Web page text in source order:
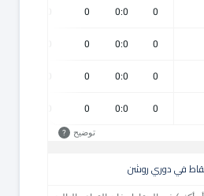
0
0:0
0
0
0:0
0
0
0:0
0
0
0:0
0
توضيح ?
في دوري روشن